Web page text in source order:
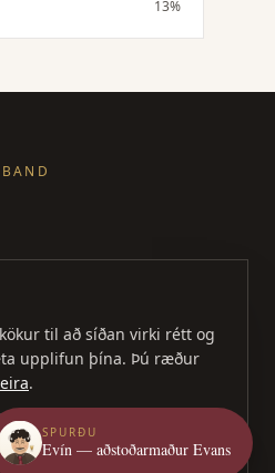
Frábær fordrykkur
geitaosti og alls
13%
til að síðan virki rétt og
upplifun þína. Þú ræður
.
STILLA
SPURÐU
Evín — aðstoðarmaður Evans